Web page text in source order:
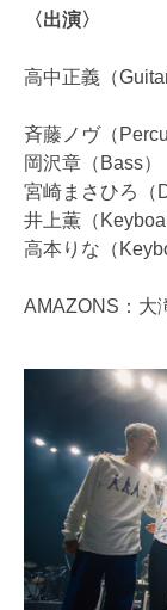
〈出演〉
高中正義（Guitar
斉藤ノヴ（
岡沢章（Bass）
宮崎まさひろ（
井上薫（
高本りな（
AMAZONS：大